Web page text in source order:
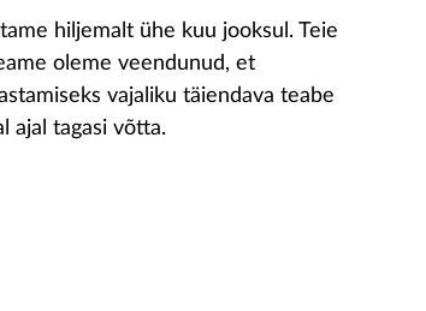
hiljemalt ühe kuu jooksul. Teie
oleme veendunud, et
vajaliku täiendava teabe
ajal tagasi võtta.